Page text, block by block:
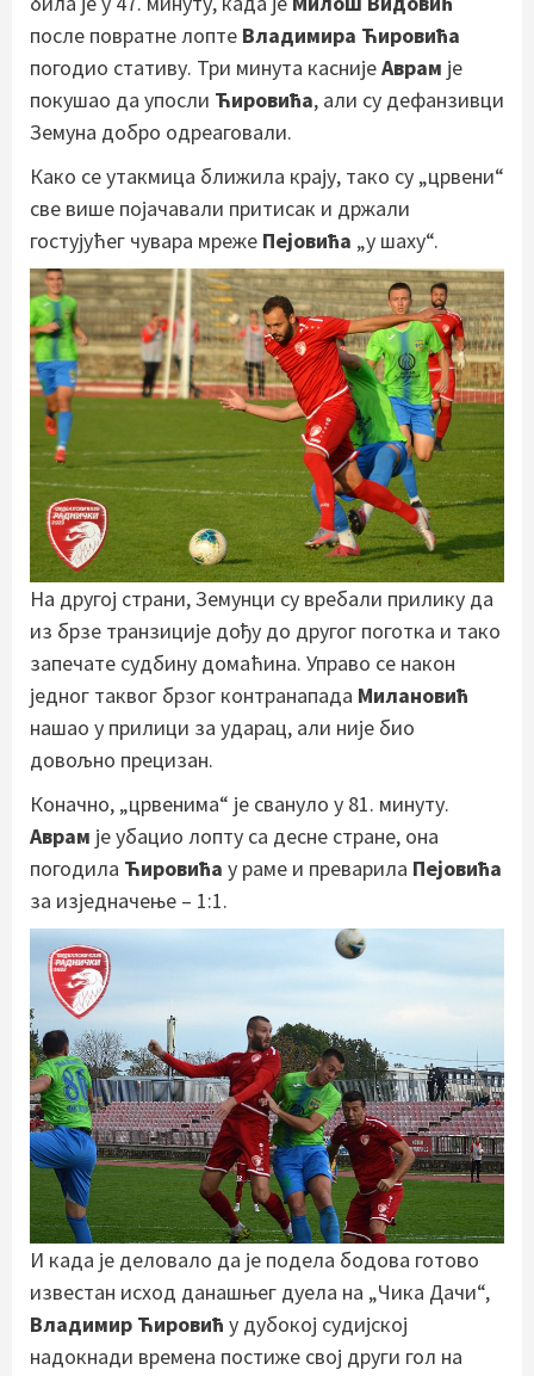
после повратне лопте Владимира Ћировића
погодио стативу. Три минута каснијеАврам је
покушао да упосли Ћировића, али су дефанзивци
Земуна добро одреаговали.
Како се утакмица ближила крају, тако су „црвени“
све више појачавали притисак и држали
гостујућег чувара мреже Пејовића „у шаху“.
На другој страни, Земунци су вребали прилику да
из брзе транзиције дођу до другог поготка и тако
запечате судбину домаћина. Управо се након
једног таквог брзог контранапада Милановић
нашао у прилици за ударац, али није био
довољно прецизан.
Коначно, „црвенима“ је свануло у 81. минуту.
Аврам је убацио лопту са десне стране, она
погодила Ћировића у раме и преварила Пејовића
за изједначење – 1:1.
И када је деловало да је подела бодова готово
известан исход данашњег дуела на „Чика Дачи“,
Владимир Ћировић у дубокој судијској
надокнади времена постиже свој други гол на